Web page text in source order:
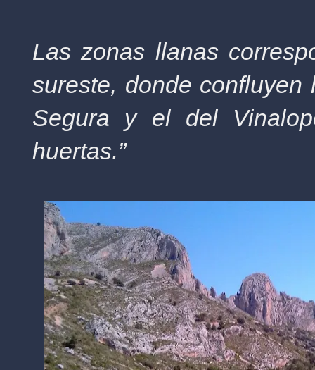
Las zonas llanas
sureste, donde
Segura y el del
huertas.”